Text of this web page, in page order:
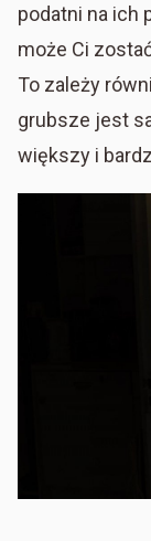
podatni na ich
może Ci
To zależy
grubsze jest
większy i